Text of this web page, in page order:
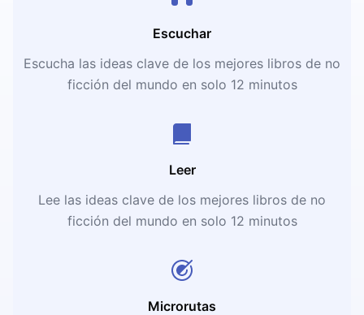
Escuchar
Escucha las ideas clave de los mejores libros de no
ficción del mundo en solo 12 minutos
Leer
Lee las ideas clave de los mejores libros de no
ficción del mundo en solo 12 minutos
Microrutas